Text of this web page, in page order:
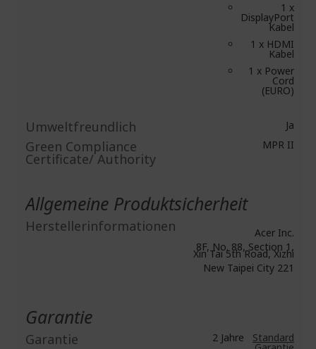
1 x
DisplayPort
Kabel
1 x HDMI
Kabel
1 x Power
Cord
(EURO)
Umweltfreundlich Ja
Green Compliance
Certificate/ Authority
MPR II
Allgemeine Produktsicherheit
Herstellerinformationen
Acer Inc.
8F, No. 88, Section 1,
Xin Tai 5th Road, Xizhi
New Taipei City 221
Garantie
Garantie 2 Jahre Standard